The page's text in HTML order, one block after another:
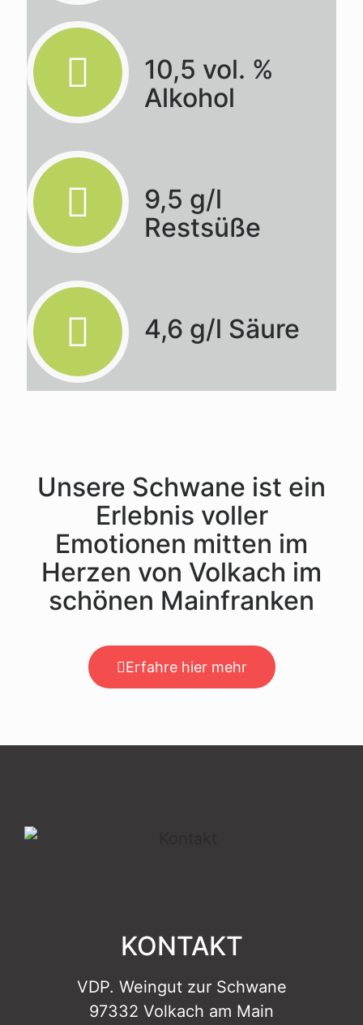
10,5 vol. %
Alkohol
9,5 g/l
Restsüße
4,6 g/l Säure
Unsere Schwane ist ein
Erlebnis voller
Emotionen mitten im
Herzen von Volkach im
schönen Mainfranken
Erfahre hier mehr
KONTAKT
VDP. Weingut zur Schwane
97332 Volkach am Main